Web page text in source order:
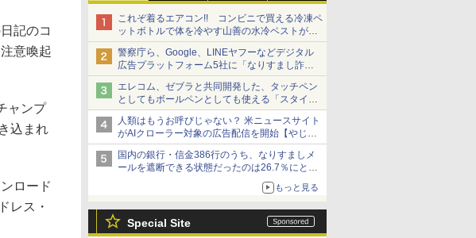
これぞ着るエアコン!! コンビニで買える冷凍ペ
ットボトルで体を冷やす山善の水冷ベストがロ
ードバイクにちょうどいい【ぼっち・ざ・ろー
ど！その14】【空いた時間でなにしてる？】
警察庁ら、Google、LINEヤフーなどデジタル
広告プラットフォーム5社に「なりすまし詐欺
広告」対策強化を要請 著名人の写真や映像を
使った投資詐欺などへの対策として
エレコム、ゼブラと共同開発した、タッチペン
としてもボールペンとしても使える「スタイラ
スツーウェイ」発売 iPadにも紙にも、持ち替
えずに書き込める
人類はもうお呼びじゃない？ 米ニュースサイト
がAIクローラー対象の広告配信を開始【やじう
まWatch】
国内の銀行・信金386行のうち、なりすましメ
ールを遮断できる状態だったのは26.7％にとど
まる～GMOブランドセキュリティ調査
もっと見る
Special Site
記のコ
意喚起
ャンプ
込まれ
ロード
レス・